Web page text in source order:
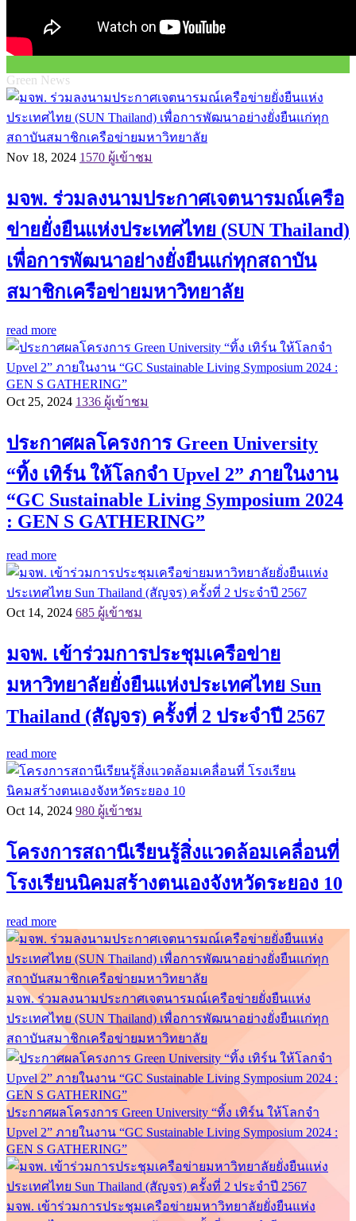
Green News
Nov 18, 2024 1570 ผู้เข้าชม
มจพ. ร่วมลงนามประกาศเจตนารมณ์เครือ
ข่ายยั่งยืนแห่งประเทศไทย (SUN Thailand)
เพื่อการพัฒนาอย่างยั่งยืนแก่ทุกสถาบัน
สมาชิกเครือข่ายมหาวิทยาลัย
read more
Oct 25, 2024 1336 ผู้เข้าชม
ประกาศผลโครงการ Green University
“ทิ้ง เทิร์น ให้โลกจำ Upvel 2” ภายในงาน
“GC Sustainable Living Symposium 2024
: GEN S GATHERING”
read more
Oct 14, 2024 685 ผู้เข้าชม
มจพ. เข้าร่วมการประชุมเครือข่าย
มหาวิทยาลัยยั่งยืนแห่งประเทศไทย Sun
Thailand (สัญจร) ครั้งที่ 2 ประจำปี 2567
read more
Oct 14, 2024 980 ผู้เข้าชม
โครงการสถานีเรียนรู้สิ่งแวดล้อมเคลื่อนที่
โรงเรียนนิคมสร้างตนเองจังหวัดระยอง 10
read more
มจพ. ร่วมลงนามประกาศเจตนารมณ์เครือข่ายยั่งยืนแห่ง
ประเทศไทย (SUN Thailand) เพื่อการพัฒนาอย่างยั่งยืนแก่ทุก
สถาบันสมาชิกเครือข่ายมหาวิทยาลัย
ประกาศผลโครงการ Green University “ทิ้ง เทิร์น ให้โลกจำ
Upvel 2” ภายในงาน “GC Sustainable Living Symposium 2024 :
GEN S GATHERING”
มจพ. เข้าร่วมการประชุมเครือข่ายมหาวิทยาลัยยั่งยืนแห่ง